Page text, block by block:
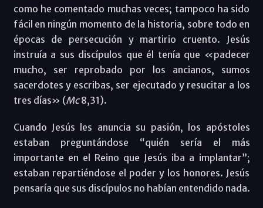
como he comentado muchas veces; tampoco ha sido
fácil en ningún momento de la historia, sobre todo en
épocas de persecución y martirio cruento. Jesús
instruía a sus discípulos que él tenía que «padecer
mucho, ser reprobado por los ancianos, sumos
sacerdotes y escribas, ser ejecutado y resucitar a los
tres días» (Mc8,31).
Cuando Jesús les anuncia su pasión, los apóstoles
estaban preguntándose “quién sería el más
importante en el Reino que Jesús iba a implantar”;
estaban repartiéndose el poder y los honores. Jesús
pensaría que sus discípulos no habían entendido nada.